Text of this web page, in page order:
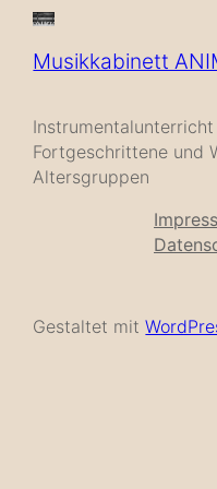
Musikkabinett
Fortgeschrittene und
Altersgruppen
Gestaltet mit